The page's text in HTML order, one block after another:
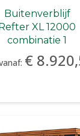
Buitenverblijf
Refter XL 12000
combinatie 1
€